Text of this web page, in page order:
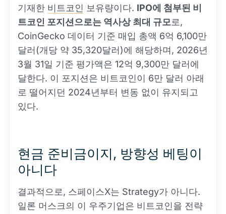
기재한 비트코인 보유량이다. IPO에 첨부된 비
트코인 포지션으로는 역사상 최대 규모로,
CoinGecko 데이터 기준 매입 총액 6억 6,100만
달러(개당 약 35,320달러)에 해당하며, 2026년
3월 31일 기준 평가액은 12억 9,300만 달러에
달한다. 이 포지션은 비트코인이 6만 달러 아래
로 떨어지던 2024년부터 변동 없이 유지되고
있다.
현금 준비금이지, 방향성 베팅이
아니다
결과적으로, 스페이스X는 Strategy가 아니다.
일론 머스크의 이 우주기업은 비트코인을 전략